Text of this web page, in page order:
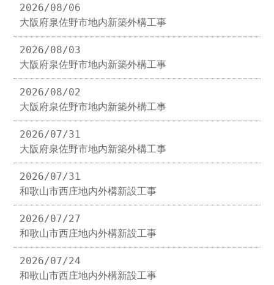
2026/08/06
大阪府泉佐野市地内新築外構工事
2026/08/03
大阪府泉佐野市地内新築外構工事
2026/08/02
大阪府泉佐野市地内新築外構工事
2026/07/31
大阪府泉佐野市地内新築外構工事
2026/07/31
和歌山市西庄地内外構新設工事
2026/07/27
和歌山市西庄地内外構新設工事
2026/07/24
和歌山市西庄地内外構新設工事